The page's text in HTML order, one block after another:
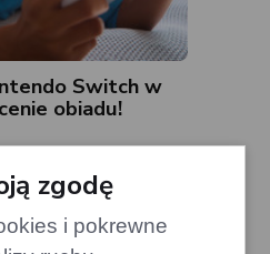
Switch w
obiadu!
zgodę
i pokrewne